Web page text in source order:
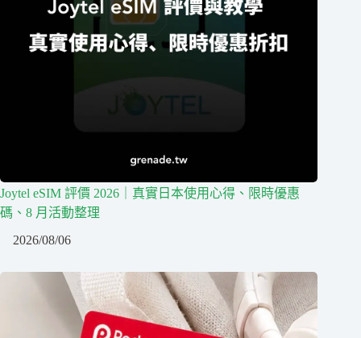
Joytel eSIM 評價 2026｜真實日本使用心得、限時優惠
碼、8 月活動整理
2026/08/06